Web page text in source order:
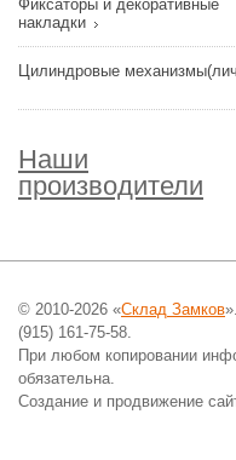
Фиксаторы и декоративные
накладки
Цилиндровые
Наши
производители
© 2010-2026 «Склад Замков
(915) 161-75-58.
При любом копировании
обязательна.
Создание и продвижение